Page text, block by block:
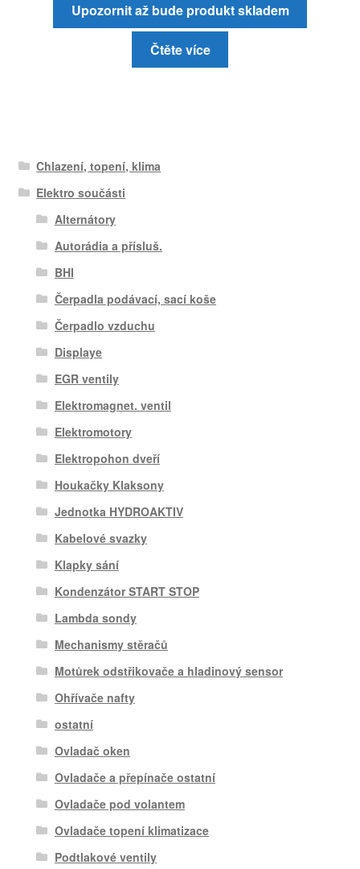
Upozornit až bude produkt skladem
Čtěte více
Chlazení, topení, klima
Elektro součásti
Alternátory
Autorádia a přísluš.
BHI
Čerpadla podávací, sací koše
Čerpadlo vzduchu
Displaye
EGR ventily
Elektromagnet. ventil
Elektromotory
Elektropohon dveří
Houkačky Klaksony
Jednotka HYDROAKTIV
Kabelové svazky
Klapky sání
Kondenzátor START STOP
Lambda sondy
Mechanismy stěračů
Motůrek odstřikovače a hladinový sensor
Ohřívače nafty
ostatní
Ovladač oken
Ovladače a přepínače ostatní
Ovladače pod volantem
Ovladače topení klimatizace
Podtlakové ventily